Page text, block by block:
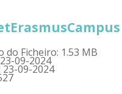
do Ficheiro: 1.53 MB
09-2024
23-09-2024